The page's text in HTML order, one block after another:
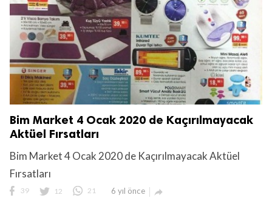
Bim Market 4 Ocak 2020 de Kaçırılmayacak
Aktüel Fırsatları
Bim Market 4 Ocak 2020 de Kaçırılmayacak Aktüel
Fırsatları
39 12 21 6 yıl önce 